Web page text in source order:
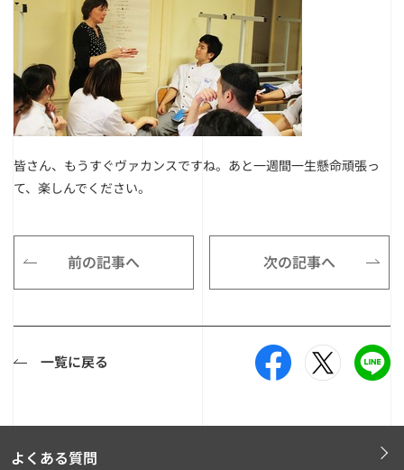
皆さん、もうすぐヴァカンスですね。あと一週間一生懸命頑張っ
て、楽しんでください。
前の記事へ 次の記事へ
一覧に戻る
よくある質問